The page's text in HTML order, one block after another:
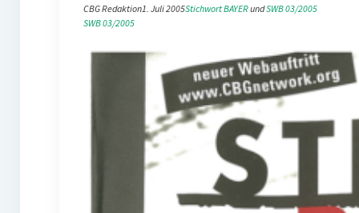
CBG Redaktion1. Juli 2005Stichwort BAYER und SWB 03/2005
SWB 03/2005